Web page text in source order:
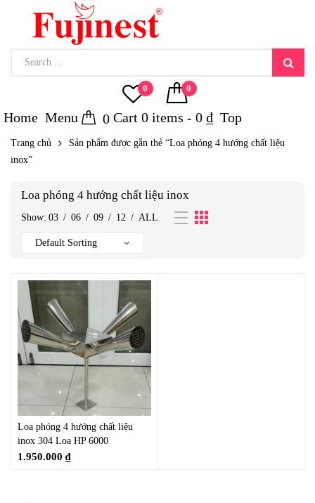
0 0
Home Menu 0 Cart 0 items - 0 ₫ Top
Trang chủ
Sản phẩm được gắn thẻ “Loa phóng 4 hướng chất liệu
inox”
Loa phóng 4 hướng chất liệu inox
Show: 03 / 06 / 09 / 12 / ALL
Loa phóng 4 hướng chất liệu
inox 304 Loa HP 6000
1.950.000 ₫